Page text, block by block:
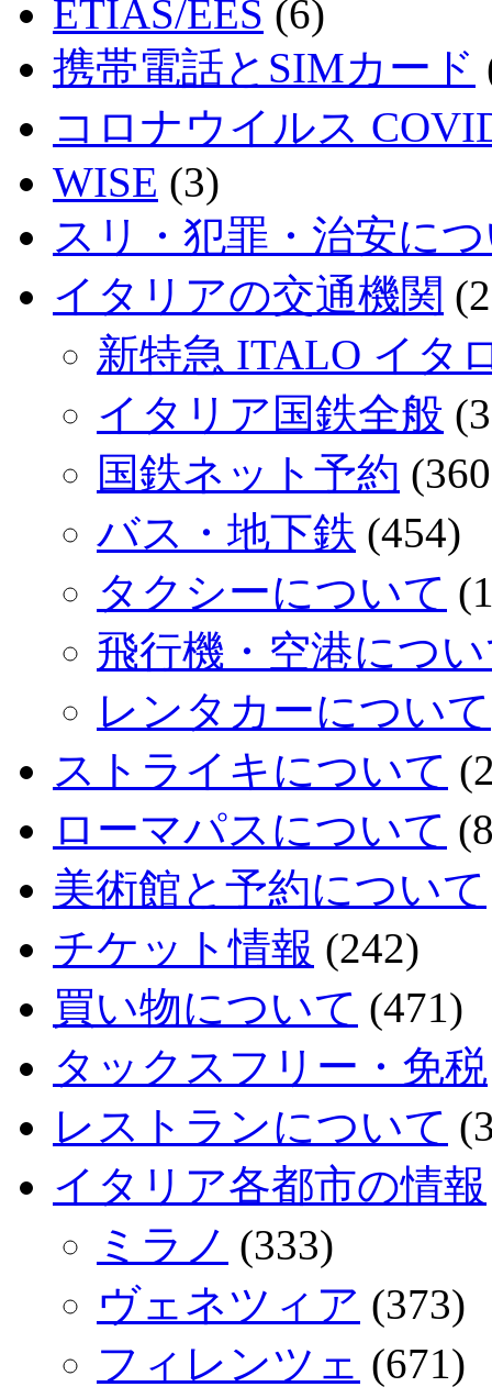
ETIAS/EES (6)
携帯電話とSIMカード
コロナウイルス
WISE (3)
スリ・犯罪・治安に
イタリアの交通機関
新特急 ITALO イタ
イタリア国鉄全般
国鉄ネット予約
バス・地下鉄 (454)
タクシーについて
飛行機・空港につ
レンタカーについて
ストライキについて
ローマパスについて
美術館と予約について
チケット情報 (242)
買い物について (471)
タックスフリー・免税
レストランについて
イタリア各都市の情報
ミラノ (333)
ヴェネツィア (373)
フィレンツェ (671)